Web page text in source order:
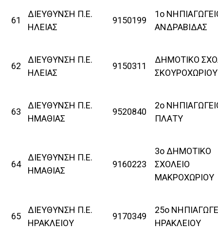
61
ΔΙΕΥΘΥΝΣΗ Π.Ε.
ΗΛΕΙΑΣ
9150199
1ο
ΑΝΔΡΑΒΙΔΑΣ
62
ΔΙΕΥΘΥΝΣΗ Π.Ε.
ΗΛΕΙΑΣ
9150311
ΔΗΜΟΤΙΚΟ
ΣΚΟΥΡΟΧΩΡΙΟΥ
63
ΔΙΕΥΘΥΝΣΗ Π.Ε.
ΗΜΑΘΙΑΣ
9520840
2ο
ΠΛΑΤΥ
64
ΔΙΕΥΘΥΝΣΗ Π.Ε.
ΗΜΑΘΙΑΣ
9160223
3ο ΔΗΜΟΤΙΚΟ
ΣΧΟΛΕΙΟ
ΜΑΚΡΟΧΩΡΙΟΥ
65
ΔΙΕΥΘΥΝΣΗ Π.Ε.
ΗΡΑΚΛΕΙΟΥ
9170349
25ο
ΗΡΑΚΛΕΙΟΥ